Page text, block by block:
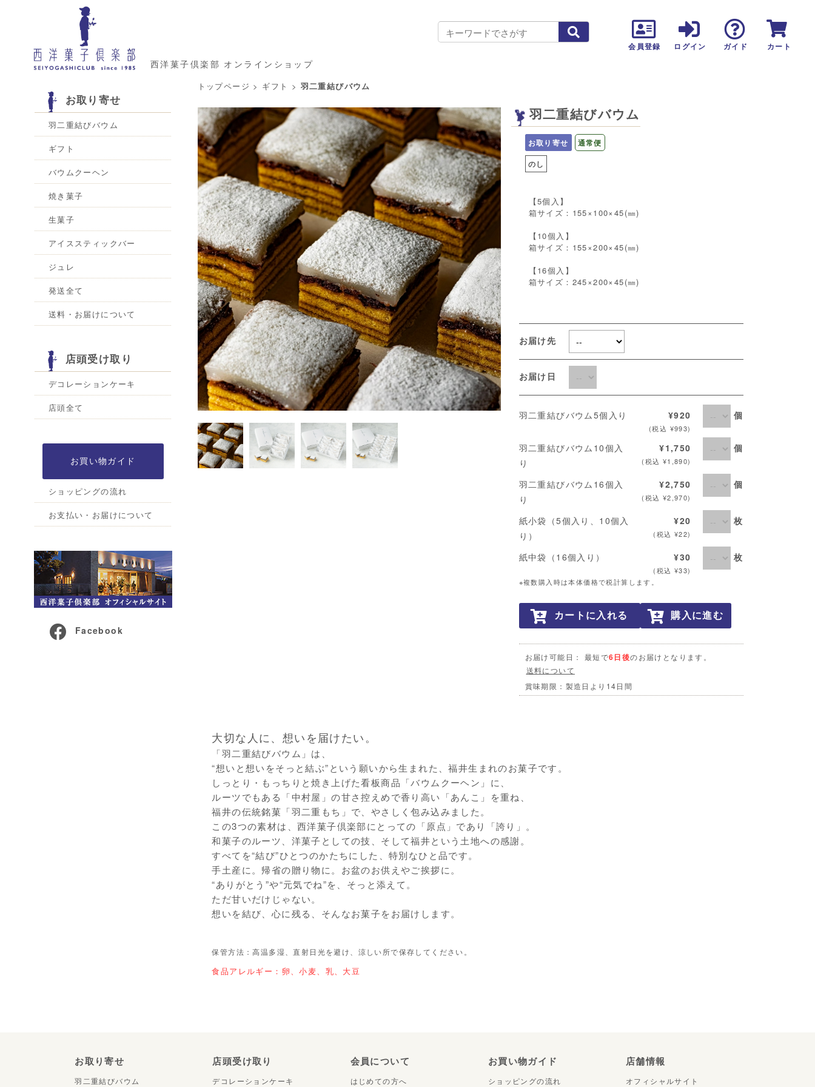
会員登録 ログイン ガイド カート
西洋菓子倶楽部 オンラインショップ
お取り寄せ
羽二重結びバウム
ギフト
バウムクーヘン
焼き菓子
生菓子
アイススティックバー
ジュレ
発送全て
送料・お届けについて
店頭受け取り
デコレーションケーキ
店頭全て
お買い物ガイド
ショッピングの流れ
お支払い・お届けについて
Facebook
トップページ > ギフト > 羽二重結びバウム
羽二重結びバウム
お取り寄せ
通常便
のし
【5個入】
箱サイズ：155×100×45(㎜)
【10個入】
箱サイズ：155×200×45(㎜)
【16個入】
箱サイズ：245×200×45(㎜)
お届け先
お届け日
羽二重結びバウム5個入り ¥920
(税込 ¥993)
個
羽二重結びバウム10個入
り
¥1,750
(税込 ¥1,890)
個
羽二重結びバウム16個入
り
¥2,750
(税込 ¥2,970)
個
紙小袋（5個入り、10個入
り）
¥20
(税込 ¥22)
枚
紙中袋（16個入り） ¥30
(税込 ¥33)
枚
※複数購入時は本体価格で税計算します。
カートに入れる 購入に進む
お届け可能日： 最短で6日後のお届けとなります。
送料について
賞味期限：製造日より14日間
大切な人に、想いを届けたい。
「羽二重結びバウム」は、
“想いと想いをそっと結ぶ”という願いから生まれた、福井生まれのお菓子です。
しっとり・もっちりと焼き上げた看板商品「バウムクーヘン」に、
ルーツでもある「中村屋」の甘さ控えめで香り高い「あんこ」を重ね、
福井の伝統銘菓「羽二重もち」で、やさしく包み込みました。
この3つの素材は、西洋菓子倶楽部にとっての「原点」であり「誇り」。
和菓子のルーツ、洋菓子としての技、そして福井という土地への感謝。
すべてを“結び”ひとつのかたちにした、特別なひと品です。
手土産に。帰省の贈り物に。お盆のお供えやご挨拶に。
“ありがとう”や“元気でね”を、そっと添えて。
ただ甘いだけじゃない。
想いを結び、心に残る、そんなお菓子をお届けします。
保管方法：高温多湿、直射日光を避け、涼しい所で保存してください。
食品アレルギー：卵、小麦、乳、大豆
お取り寄せ
羽二重結びバウム
店頭受け取り
デコレーションケーキ
会員について
はじめての方へ
お買い物ガイド
ショッピングの流れ
店舗情報
オフィシャルサイト